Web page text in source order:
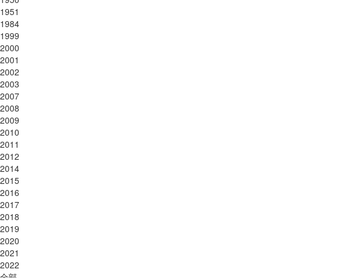
1951
1984
1999
2000
2001
2002
2003
2007
2008
2009
2010
2011
2012
2014
2015
2016
2017
2018
2019
2020
2021
2022